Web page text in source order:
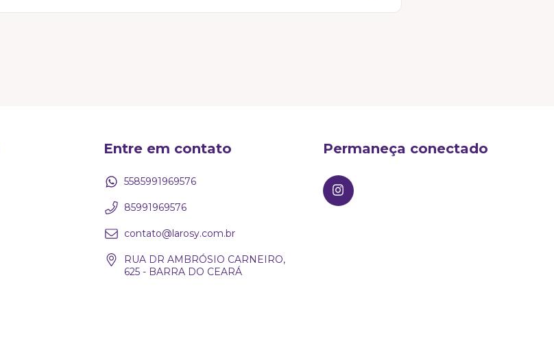
Entre em contato
5585991969576
85991969576
contato@larosy.com.br
RUA DR AMBRÓSIO CARNEIRO,
625 - BARRA DO CEARÁ
Permaneça conectado